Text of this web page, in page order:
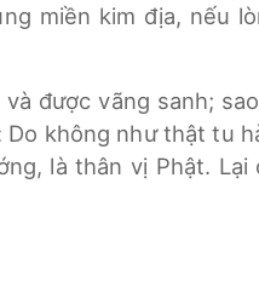
miền kim địa, nếu
được vãng sanh;
Do không như thật tu
là thân vị Phật. Lại